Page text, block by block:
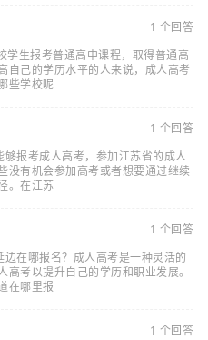
1 个回答
生报考普通高中课程，取得普通高
自己的学历水平的人来说，成人高考
些学校呢
1 个回答
报考成人高考，参加江苏省的成人
没有机会参加高考或者想要通过继续
。在江苏
1 个回答
在哪报名？成人高考是一种灵活的
考以提升自己的学历和职业发展。
在哪里报
1 个回答